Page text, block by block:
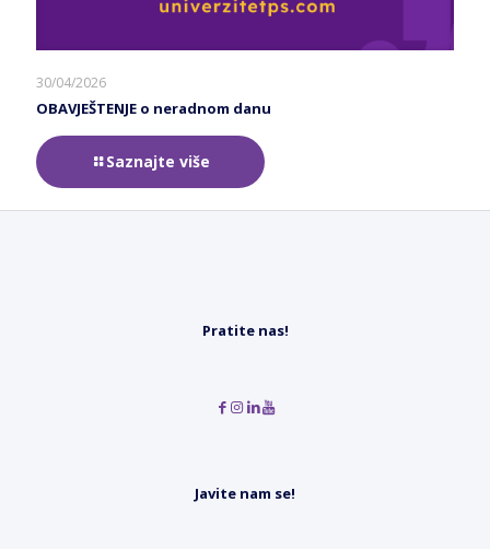
30/04/2026
OBAVJEŠTENJE o neradnom danu
Saznajte više
Pratite nas!
Javite nam se!